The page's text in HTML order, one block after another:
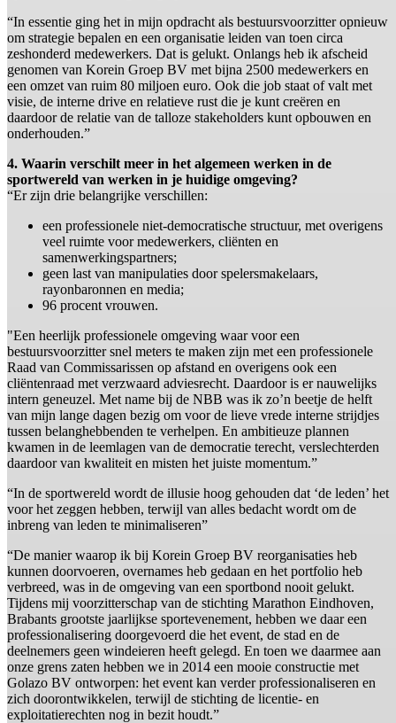
“In essentie ging het in mijn opdracht als bestuursvoorzitter opnieuw
om strategie bepalen en een organisatie leiden van toen circa
zeshonderd medewerkers. Dat is gelukt. Onlangs heb ik afscheid
genomen van Korein Groep BV met bijna 2500 medewerkers en
een omzet van ruim 80 miljoen euro. Ook die job staat of valt met
visie, de interne drive en relatieve rust die je kunt creëren en
daardoor de relatie van de talloze stakeholders kunt opbouwen en
onderhouden.”
4. Waarin verschilt meer in het algemeen werken in de
sportwereld van werken in je huidige omgeving?
“Er zijn drie belangrijke verschillen:
een professionele niet-democratische structuur, met overigens
veel ruimte voor medewerkers, cliënten en
samenwerkingspartners;
geen last van manipulaties door spelersmakelaars,
rayonbaronnen en media;
96 procent vrouwen.
"Een heerlijk professionele omgeving waar voor een
bestuursvoorzitter snel meters te maken zijn met een professionele
Raad van Commissarissen op afstand en overigens ook een
cliëntenraad met verzwaard adviesrecht. Daardoor is er nauwelijks
intern geneuzel. Met name bij de NBB was ik zo’n beetje de helft
van mijn lange dagen bezig om voor de lieve vrede interne strijdjes
tussen belanghebbenden te verhelpen. En ambitieuze plannen
kwamen in de leemlagen van de democratie terecht, verslechterden
daardoor van kwaliteit en misten het juiste momentum.”
“In de sportwereld wordt de illusie hoog gehouden dat ‘de leden’ het
voor het zeggen hebben, terwijl van alles bedacht wordt om de
inbreng van leden te minimaliseren”
“De manier waarop ik bij Korein Groep BV reorganisaties heb
kunnen doorvoeren, overnames heb gedaan en het portfolio heb
verbreed, was in de omgeving van een sportbond nooit gelukt.
Tijdens mij voorzitterschap van de stichting Marathon Eindhoven,
Brabants grootste jaarlijkse sportevenement, hebben we daar een
professionalisering doorgevoerd die het event, de stad en de
deelnemers geen windeieren heeft gelegd. En toen we daarmee aan
onze grens zaten hebben we in 2014 een mooie constructie met
Golazo BV ontworpen: het event kan verder professionaliseren en
zich doorontwikkelen, terwijl de stichting de licentie- en
exploitatierechten nog in bezit houdt.”